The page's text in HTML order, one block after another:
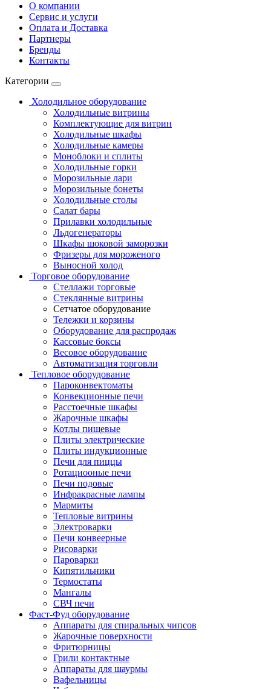
О компании
Сервис и услуги
Оплата и Доставка
Партнеры
Бренды
Контакты
Категории
Холодильное оборудование
Холодильные витрины
Комплектующие для витрин
Холодильные шкафы
Холодильные камеры
Моноблоки и сплиты
Холодильные горки
Морозильные лари
Морозильные бонеты
Холодильные столы
Салат бары
Прилавки холодильные
Льдогенераторы
Шкафы шоковой заморозки
Фризеры для мороженого
Выносной холод
Торговое оборудование
Стеллажи торговые
Стеклянные витрины
Сетчатое оборудование
Тележки и корзины
Оборудование для распродаж
Кассовые боксы
Весовое оборудование
Автоматизация торговли
Тепловое оборудование
Пароконвектоматы
Конвекционные печи
Расстоечные шкафы
Жарочные шкафы
Котлы пищевые
Плиты электрические
Плиты индукционные
Печи для пиццы
Ротациооные печи
Печи подовые
Инфракрасные лампы
Мармиты
Тепловые витрины
Электроварки
Печи конвеерные
Рисоварки
Пароварки
Кипятильники
Термостаты
Мангалы
СВЧ печи
Фаст-Фуд оборудование
Аппараты для спиральных чипсов
Жарочные поверхности
Фритюрницы
Грили контактные
Аппараты для шаурмы
Вафельницы